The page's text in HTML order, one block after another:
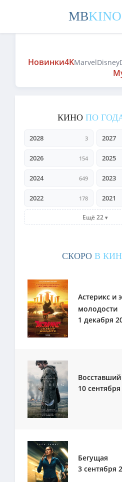
MBKINO
Новинки4KMarvelDisney
КИНО ПО
2028 3 2027
2026 154 2025
2024 649 2023
2022 178 2021
Ещё 22
СКОРО В
Астерикс и
молодости
1 декабря
Восставший
10
Бегущая
3 сентября